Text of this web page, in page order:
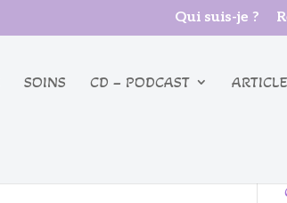
Qui suis-je ?
SOINS CD – PODCAST